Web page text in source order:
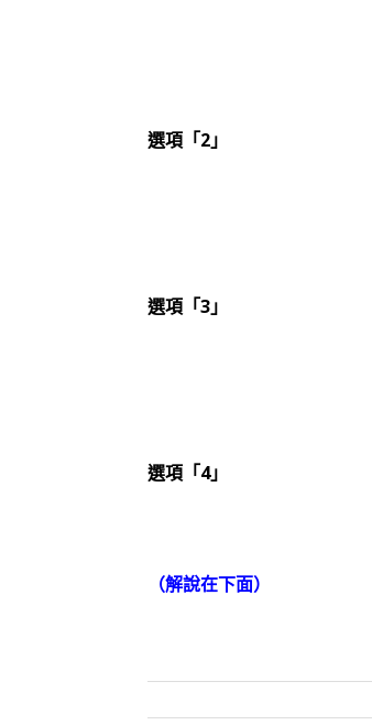
選項「2」
選項「3」
選項「4」
（解說在下面）